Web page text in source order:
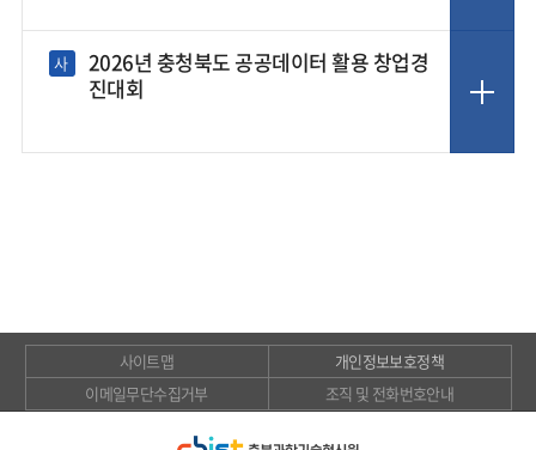
사
2026년 충청북도 공공데이터 활용 창업경
진대회
사이트맵
개인정보보호정책
이메일무단수집거부
조직 및 전화번호안내